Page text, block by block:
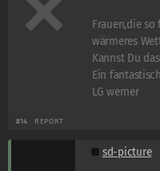
Frauen,die
wärmeres
Kannst Du
Ein
LG werner
#14 REPORT
sd-picture